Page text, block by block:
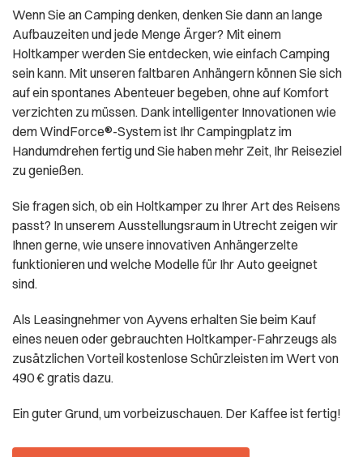
Wenn Sie an Camping denken, denken Sie dann an lange
Aufbauzeiten und jede Menge Ärger? Mit einem
Holtkamper werden Sie entdecken, wie einfach Camping
sein kann. Mit unseren faltbaren Anhängern können Sie sich
auf ein spontanes Abenteuer begeben, ohne auf Komfort
verzichten zu müssen. Dank intelligenter Innovationen wie
dem WindForce®-System ist Ihr Campingplatz im
Handumdrehen fertig und Sie haben mehr Zeit, Ihr Reiseziel
zu genießen.
Sie fragen sich, ob ein Holtkamper zu Ihrer Art des Reisens
passt? In unserem Ausstellungsraum in Utrecht zeigen wir
Ihnen gerne, wie unsere innovativen Anhängerzelte
funktionieren und welche Modelle für Ihr Auto geeignet
sind.
Als Leasingnehmer von Ayvens erhalten Sie beim Kauf
eines neuen oder gebrauchten Holtkamper-Fahrzeugs als
zusätzlichen Vorteil kostenlose Schürzleisten im Wert von
490 € gratis dazu.
Ein guter Grund, um vorbeizuschauen. Der Kaffee ist fertig!